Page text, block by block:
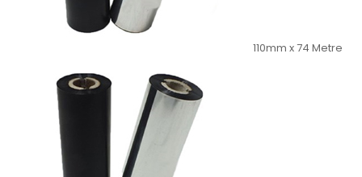
110mm x 74 Metre